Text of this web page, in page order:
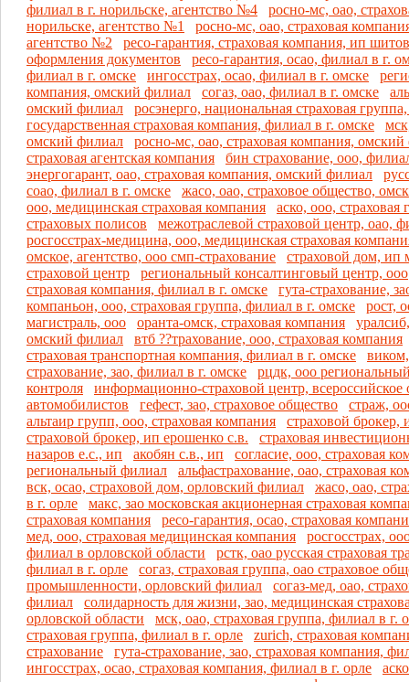
филиал в г. норильске, агентство №4
росно-мс, оао,
норильске, агентство №1
росно-мс, оао, страховая
агентство №2
ресо-гарантия, страховая компания, ип
оформления документов
ресо-гарантия, осао, филиал в г.
филиал в г. омске
ингосстрах, осао, филиал в г. омске
компания, омский филиал
согаз, оао, филиал в г. омске
омский филиал
росэнерго, национальная страховая
государственная страховая компания, филиал в г. омске
омский филиал
росно-мс, оао, страховая компания,
страховая агентская компания
бин страхование, ооо,
энергогарант, оао, страховая компания, омский филиал
соао, филиал в г. омске
жасо, оао, страховое общество,
ооо, медицинская страховая компания
аско, ооо,
страховых полисов
межотраслевой страховой центр, оао,
росгосстрах-медицина, ооо, медицинская страховая
омское, агентство, ооо смп-страхование
страховой дом, ип
страховой центр
региональный консалтинговый центр, ооо
страховая компания, филиал в г. омске
гута-страхование,
компаньон, ооо, страховая группа, филиал в г. омске
рост,
магистраль, ооо
оранта-омск, страховая компания
омский филиал
втб ??трахование, ооо, страховая компания
страховая транспортная компания, филиал в г. омске
страхование, зао, филиал в г. омске
рцдк, ооо
контроля
информационно-страховой центр, всероссийское
автомобилистов
гефест, зао, страховое общество
страж,
альтаир групп, ооо, страховая компания
страховой брокер,
страховой брокер, ип ерошенко с.в.
страховая
назаров е.с., ип
акобян с.в., ип
согласие, ооо, страховая
региональный филиал
альфастрахование, оао, страховая
вск, осао, страховой дом, орловский филиал
жасо, оао,
в г. орле
макс, зао московская акционерная страховая
страховая компания
ресо-гарантия, осао, страховая
мед, ооо, страховая медицинская компания
росгосстрах,
филиал в орловской области
рстк, оао русская страховая
филиал в г. орле
согаз, страховая группа, оао страховое
промышленности, орловский филиал
согаз-мед, оао,
филиал
солидарность для жизни, зао, медицинская
орловской области
мск, оао, страховая группа, филиал в г.
страховая группа, филиал в г. орле
zurich, страховая
страхование
гута-страхование, зао, страховая компания,
ингосстрах, осао, страховая компания, филиал в г. орле